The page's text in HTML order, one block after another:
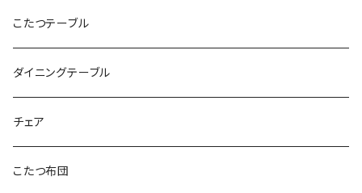
こたつテーブル
ダイニングテーブル
チェア
こたつ布団